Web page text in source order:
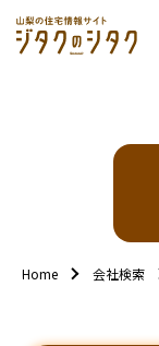
Home 会社検索